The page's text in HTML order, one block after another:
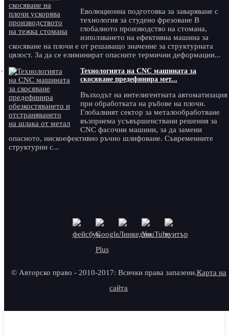
Еволюционна подготовка за заваряване с
технология за студено фрезоване В
глобалното производство на стомана,
използването на ефективна машина за
скосяване на плочи е от решаващо значение за структурната
цялост. За да се елиминират опасните термични деформации...
Технологията на CNC машината за
скосяване предефинира мет...
Възходът на интелигентната автоматизация
при обработката на ръбове на плочи.
Глобалният сектор за металообработване
възприема усъвършенствани решения за
CNC фасочни машини, за да замени
опасното, нискоефективно ръчно шлифоване. Съвременните
структурни с...
© Авторско право - 2010-2017: Всички права запазени.Карта на
сайта